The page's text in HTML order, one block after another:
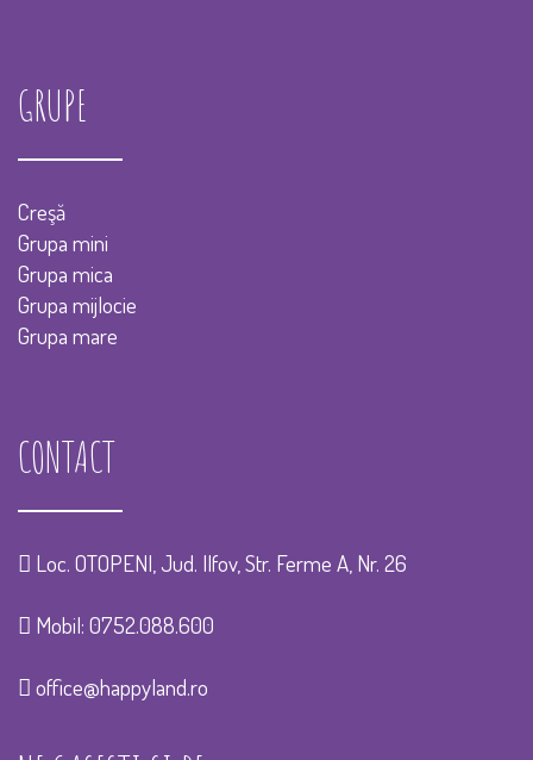
GRUPE
Creşă
Grupa mini
Grupa mica
Grupa mijlocie
Grupa mare
CONTACT
Loc. OTOPENI, Jud. Ilfov, Str. Ferme A, Nr. 26
Mobil: 0752.088.600
office@happyland.ro